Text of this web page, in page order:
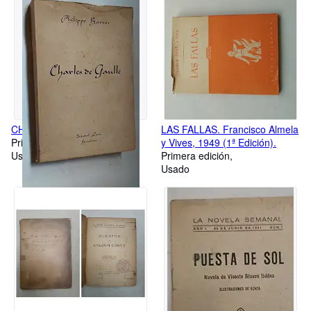
R. Bommier.
CHARLES DE GAULLE
Primera edición
Usado
LAS FALLAS. Francisco Almela
y Vives, 1949 (1ª Edición).
Primera edición
Usado